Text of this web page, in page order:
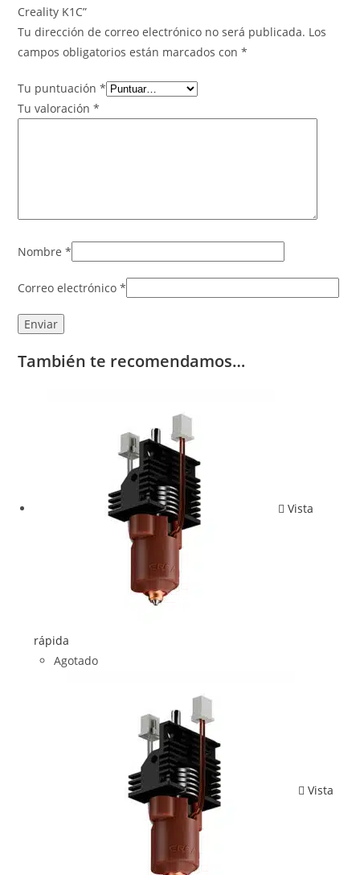
Creality K1C”
Tu dirección de correo electrónico no será publicada. Los
campos obligatorios están marcados con*
Tu puntuación*
Tu valoración*
Nombre*
Correo electrónico*
También te recomendamos…
Vista
rápida
Agotado
Vista